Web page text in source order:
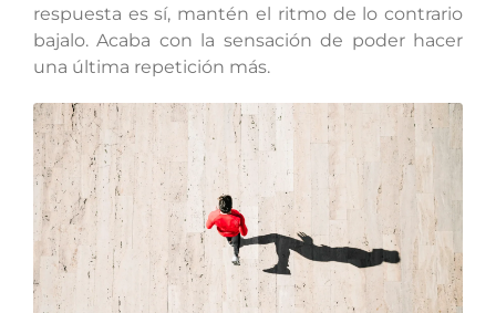
respuesta es sí, mantén el ritmo de lo contrario
bajalo. Acaba con la sensación de poder hacer
una última repetición más.